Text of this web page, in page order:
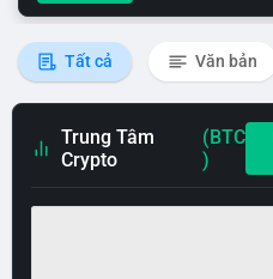
Tất cả Văn bản
Trung Tâm
Crypto
(BTC
)